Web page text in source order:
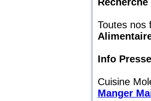
Toutes nos
Info
Cuisine
Manger